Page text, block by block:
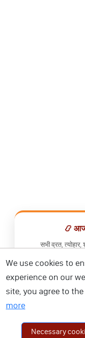
📿 आज
सभी व्रत,
📅
We use cookies to
experience on our
site, you agree to
more
Necessary